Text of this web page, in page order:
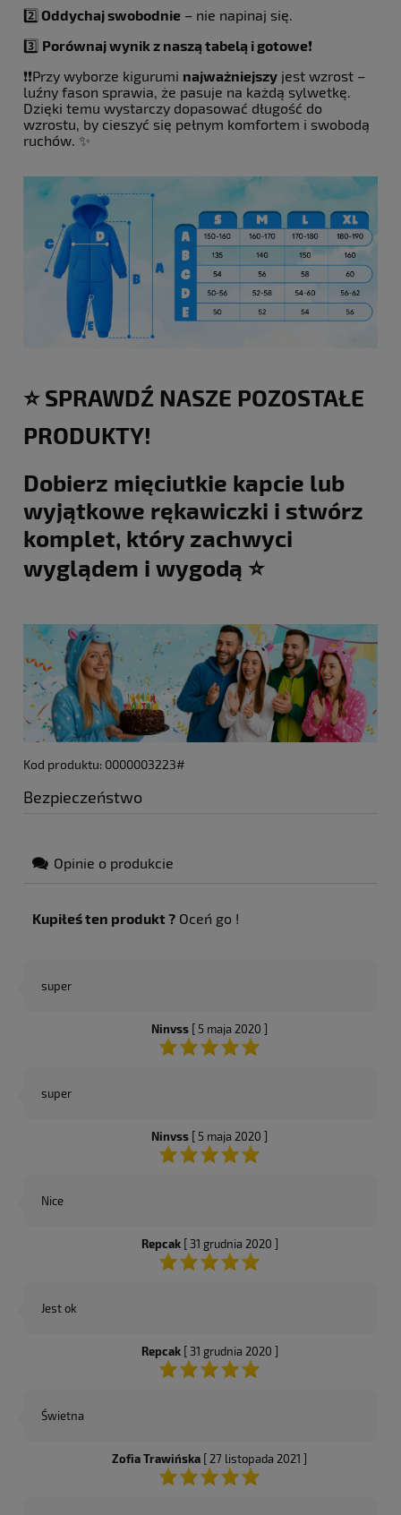
2️⃣ Oddychaj swobodnie – nie napinaj się.
3️⃣ Porównaj wynik z naszą tabelą i gotowe❗️
❗️❗️Przy wyborze kigurumi najważniejszy jest wzrost –
luźny fason sprawia, że pasuje na każdą sylwetkę.
Dzięki temu wystarczy dopasować długość do
wzrostu, by cieszyć się pełnym komfortem i swobodą
ruchów. ✨
⭐️ SPRAWDŹ NASZE POZOSTAŁE
PRODUKTY!
Dobierz mięciutkie kapcie lub
wyjątkowe rękawiczki i stwórz
komplet, który zachwyci
wyglądem i wygodą ⭐️
Kod produktu: 0000003223#
Bezpieczeństwo
Opinie o produkcie
Kupiłeś ten produkt ? Oceń go !
super
Ninvss [ 5 maja 2020 ]
super
Ninvss [ 5 maja 2020 ]
Nice
Repcak [ 31 grudnia 2020 ]
Jest ok
Repcak [ 31 grudnia 2020 ]
Świetna
Zofia Trawińska [ 27 listopada 2021 ]